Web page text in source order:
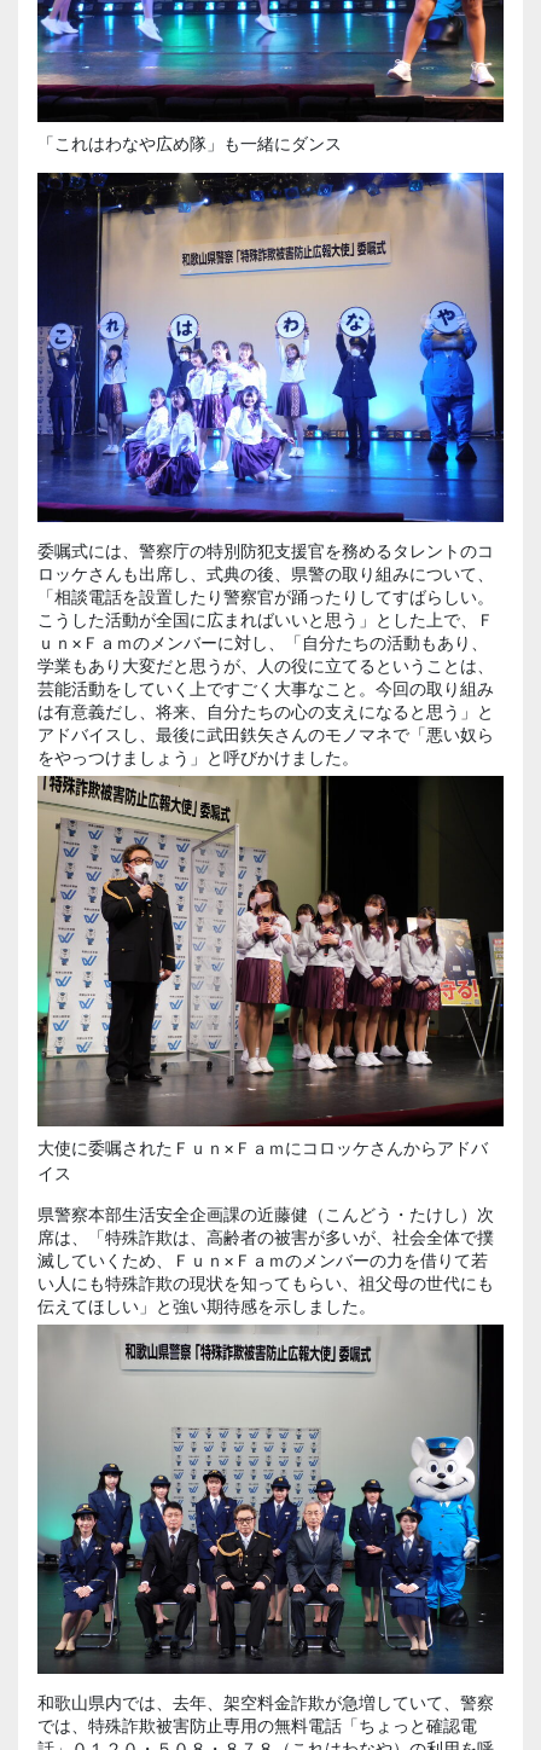
「これはわなや広め隊」も一緒にダンス
委嘱式には、警察庁の特別防犯支援官を務めるタレントのコ
ロッケさんも出席し、式典の後、県警の取り組みについて、
「相談電話を設置したり警察官が踊ったりしてすばらしい。
こうした活動が全国に広まればいいと思う」とした上で、Ｆ
ｕｎ×Ｆａｍのメンバーに対し、「自分たちの活動もあり、
学業もあり大変だと思うが、人の役に立てるということは、
芸能活動をしていく上ですごく大事なこと。今回の取り組み
は有意義だし、将来、自分たちの心の支えになると思う」と
アドバイスし、最後に武田鉄矢さんのモノマネで「悪い奴ら
をやっつけましょう」と呼びかけました。
大使に委嘱されたＦｕｎ×Ｆａｍにコロッケさんからアドバ
イス
県警察本部生活安全企画課の近藤健（こんどう・たけし）次
席は、「特殊詐欺は、高齢者の被害が多いが、社会全体で撲
滅していくため、Ｆｕｎ×Ｆａｍのメンバーの力を借りて若
い人にも特殊詐欺の現状を知ってもらい、祖父母の世代にも
伝えてほしい」と強い期待感を示しました。
和歌山県内では、去年、架空料金詐欺が急増していて、警察
では、特殊詐欺被害防止専用の無料電話「ちょっと確認電